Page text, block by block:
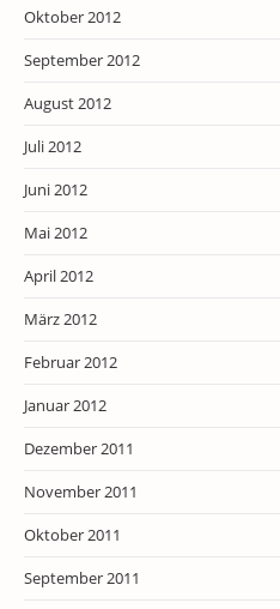
Oktober 2012
September 2012
August 2012
Juli 2012
Juni 2012
Mai 2012
April 2012
März 2012
Februar 2012
Januar 2012
Dezember 2011
November 2011
Oktober 2011
September 2011